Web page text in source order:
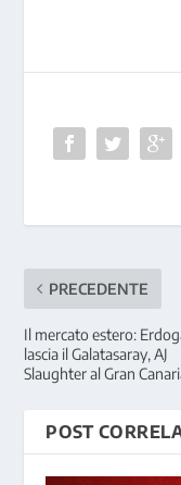
PRECEDENTE
Il mercato estero:
lascia il Galatasaray, AJ
Slaughter al Gran
POST